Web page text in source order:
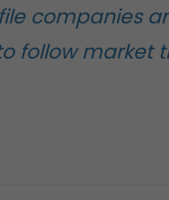
companies
follow market